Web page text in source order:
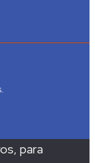
para